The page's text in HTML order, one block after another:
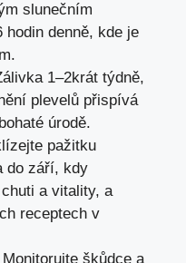
slunečním
hodin denně, kde je
1–2krát týdně,
plevelů přispívá
úrodě.
pažitku
do září, kdy
a vitality, a
receptech v
škůdce a